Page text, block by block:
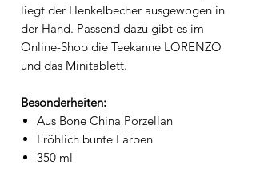
liegt der Henkelbecher ausgewogen in
der Hand. Passend dazu gibt es im
Online-Shop die Teekanne LORENZO
und das Minitablett.
Besonderheiten:
Aus Bone China Porzellan
Fröhlich bunte Farben
350 ml